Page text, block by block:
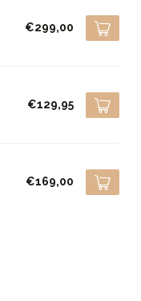
€299,00
€129,95
€169,00